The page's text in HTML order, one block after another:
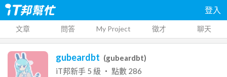
登入
文章 問答 My Project 徵才 聊天
gubeardbt (gubeardbt)
iT邦新手 5 級 ‧ 點數 286